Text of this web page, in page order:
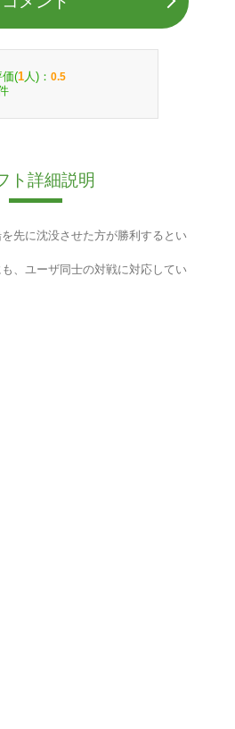
価(1 人)： 0.5
ト詳細説明
先に沈没させた方が勝利するとい
、ユーザ同士の対戦に対応してい